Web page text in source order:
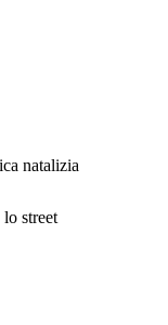
natalizia
street